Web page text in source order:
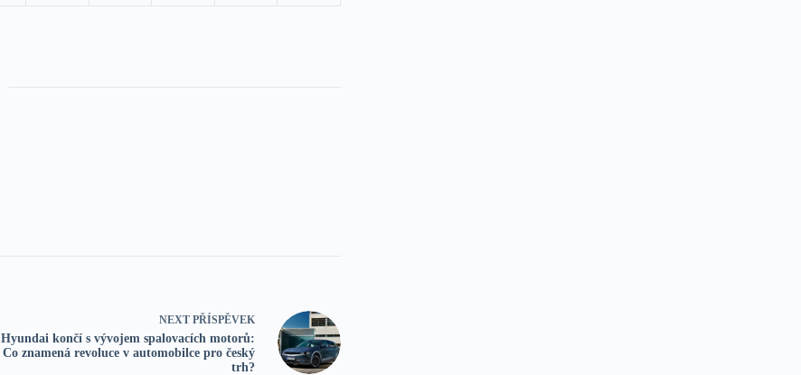
NEXT PŘÍSPĚVEK
Hyundai končí s vývojem spalovacích motorů:
Co znamená revoluce v automobilce pro český
trh?